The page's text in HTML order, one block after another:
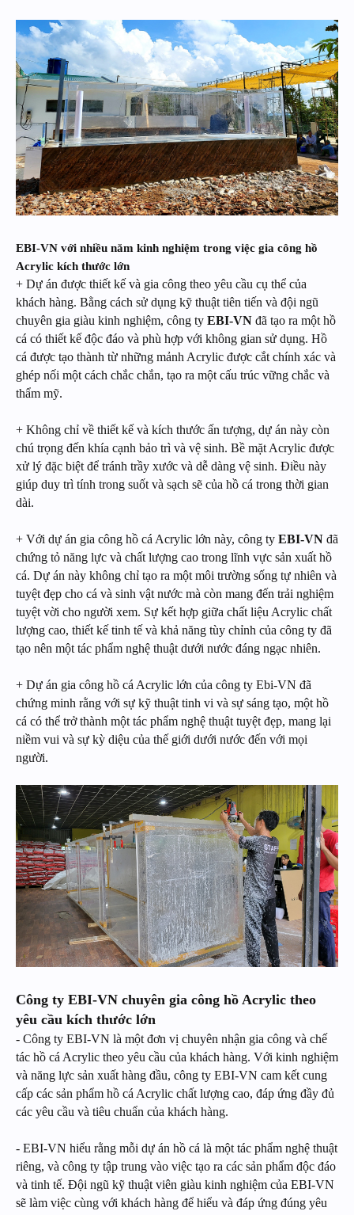
EBI-VN với nhiều năm kinh nghiệm trong việc gia công hồ
Acrylic kích thước lớn
+ Dự án được thiết kế và gia công theo yêu cầu cụ thể của
khách hàng. Bằng cách sử dụng kỹ thuật tiên tiến và đội ngũ
chuyên gia giàu kinh nghiệm, công ty EBI-VN đã tạo ra một hồ
cá có thiết kế độc đáo và phù hợp với không gian sử dụng. Hồ
cá được tạo thành từ những mảnh Acrylic được cắt chính xác và
ghép nối một cách chắc chắn, tạo ra một cấu trúc vững chắc và
thẩm mỹ.
+ Không chỉ về thiết kế và kích thước ấn tượng, dự án này còn
chú trọng đến khía cạnh bảo trì và vệ sinh. Bề mặt Acrylic được
xử lý đặc biệt để tránh trầy xước và dễ dàng vệ sinh. Điều này
giúp duy trì tính trong suốt và sạch sẽ của hồ cá trong thời gian
dài.
+ Với dự án gia công hồ cá Acrylic lớn này, công ty EBI-VN đã
chứng tỏ năng lực và chất lượng cao trong lĩnh vực sản xuất hồ
cá. Dự án này không chỉ tạo ra một môi trường sống tự nhiên và
tuyệt đẹp cho cá và sinh vật nước mà còn mang đến trải nghiệm
tuyệt vời cho người xem. Sự kết hợp giữa chất liệu Acrylic chất
lượng cao, thiết kế tinh tế và khả năng tùy chỉnh của công ty đã
tạo nên một tác phẩm nghệ thuật dưới nước đáng ngạc nhiên.
+ Dự án gia công hồ cá Acrylic lớn của công ty Ebi-VN đã
chứng minh rằng với sự kỹ thuật tinh vi và sự sáng tạo, một hồ
cá có thể trở thành một tác phẩm nghệ thuật tuyệt đẹp, mang lại
niềm vui và sự kỳ diệu của thế giới dưới nước đến với mọi
người.
Công ty EBI-VN chuyên gia công hồ Acrylic theo
yêu cầu kích thước lớn
- Công ty EBI-VN là một đơn vị chuyên nhận gia công và chế
tác hồ cá Acrylic theo yêu cầu của khách hàng. Với kinh nghiệm
và năng lực sản xuất hàng đầu, công ty EBI-VN cam kết cung
cấp các sản phẩm hồ cá Acrylic chất lượng cao, đáp ứng đầy đủ
các yêu cầu và tiêu chuẩn của khách hàng.
- EBI-VN hiểu rằng mỗi dự án hồ cá là một tác phẩm nghệ thuật
riêng, và công ty tập trung vào việc tạo ra các sản phẩm độc đáo
và tinh tế. Đội ngũ kỹ thuật viên giàu kinh nghiệm của EBI-VN
sẽ làm việc cùng với khách hàng để hiểu và đáp ứng đúng yêu